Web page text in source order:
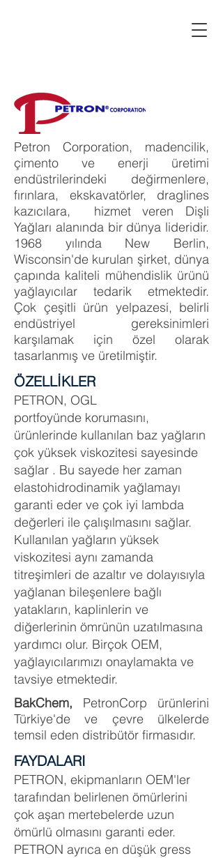
Petron Corporation, madencilik,
çimento ve enerji üretimi
endüstrilerindeki değirmenlere,
fırınlara, ekskavatörler, draglines
kazıcılara, hizmet veren Dişli
Yağları alanında bir dünya lideridir.
1968 yılında New Berlin,
Wisconsin'de kurulan şirket, dünya
çapında kaliteli mühendislik ürünü
yağlayıcılar tedarik etmektedir.
Çok çeşitli ürün yelpazesi, belirli
endüstriyel gereksinimleri
karşılamak için özel olarak
tasarlanmış ve üretilmiştir.
ÖZELLİKLER
PETRON, OGL
portfoyünde korumasını,
ürünlerinde kullanılan baz yağların
çok yüksek viskozitesi sayesinde
sağlar . Bu sayede her zaman
elastohidrodinamik yağlamayı
garanti eder ve çok iyi lambda
değerleri ile çalışılmasını sağlar.
Kullanılan yağların yüksek
viskozitesi aynı zamanda
titreşimleri de azaltır ve dolayısıyla
yağlanan bileşenlere bağlı
yatakların, kaplinlerin ve
diğerlerinin ömrünün uzatılmasına
yardımcı olur. Birçok OEM,
yağlayıcılarımızı onaylamakta ve
tavsiye etmektedir.
BakChem, PetronCorp ürünlerini
Türkiye'de ve çevre ülkelerde
temsil eden distribütör firmasıdır.
FAYDALARI
PETRON, ekipmanların OEM'ler
tarafından belirlenen ömürlerini
çok aşan mertebelerde uzun
ömürlü olmasını garanti eder.
PETRON ayrıca en düşük gress